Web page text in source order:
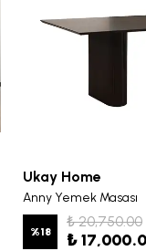
Ukay Home
Anny Yemek Masası
%18
₺ 20,750.00
₺